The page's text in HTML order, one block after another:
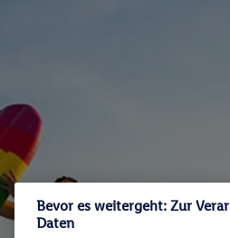
Bevor es weitergeht: Zur
Daten